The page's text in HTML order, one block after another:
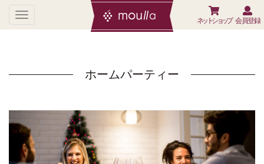
会員登録
ネットショップ
ホームパーティー